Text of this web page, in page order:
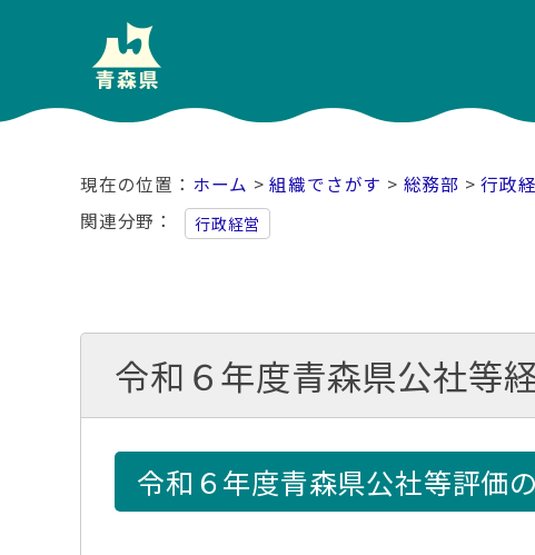
ホーム >組織でさがす > 総務部 >行政
関連分野
行政経営
令和６年度青森県公社等
令和６年度青森県公社等評価